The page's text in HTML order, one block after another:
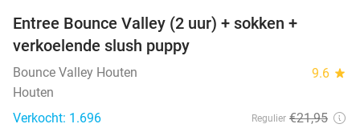
Entree Bounce Valley (2 uur) + sokken +
verkoelende slush puppy
Bounce Valley Houten 9.6 star
Houten
Verkocht: 1.696
Regulier €21,95